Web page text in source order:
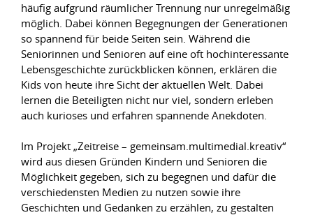
häufig aufgrund räumlicher Trennung nur unregelmäßig
möglich. Dabei können Begegnungen der Generationen
so spannend für beide Seiten sein. Während die
Seniorinnen und Senioren auf eine oft hochinteressante
Lebensgeschichte zurückblicken können, erklären die
Kids von heute ihre Sicht der aktuellen Welt. Dabei
lernen die Beteiligten nicht nur viel, sondern erleben
auch kurioses und erfahren spannende Anekdoten.
Im Projekt „Zeitreise – gemeinsam.multimedial.kreativ“
wird aus diesen Gründen Kindern und Senioren die
Möglichkeit gegeben, sich zu begegnen und dafür die
verschiedensten Medien zu nutzen sowie ihre
Geschichten und Gedanken zu erzählen, zu gestalten